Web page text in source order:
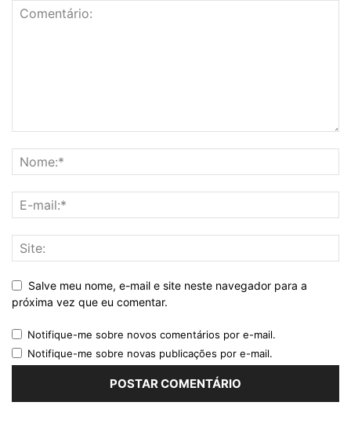
Salve meu nome, e-mail e site neste navegador para a
próxima vez que eu comentar.
Notifique-me sobre novos comentários por e-mail.
Notifique-me sobre novas publicações por e-mail.